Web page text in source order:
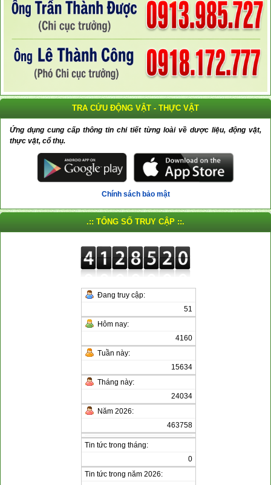
TRA CỨU ĐỘNG VẬT - THỰC VẬT
Ứng dụng cung cấp thông tin chi tiết từng loài về dược liệu, động vật,
thực vật, cổ thụ.
Chính sách bảo mật
.:: TỔNG SỐ TRUY CẬP ::.
Đang truy cập:
51
Hôm nay:
4160
Tuần này:
15634
Tháng này:
24034
Năm 2026:
463758
Tin tức trong tháng:
0
Tin tức trong năm 2026: